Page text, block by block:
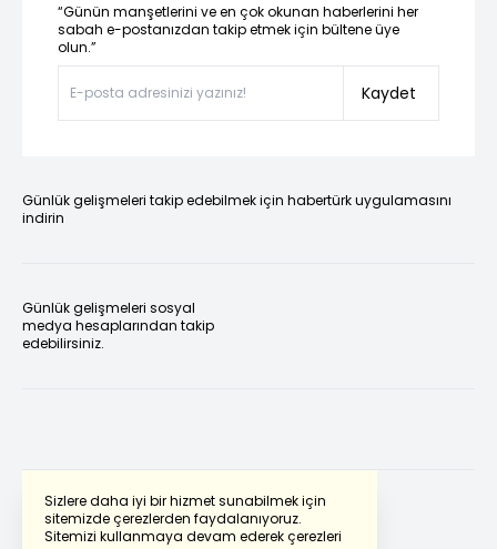
Sizlere daha iyi bir hizmet sunabilmek için
sitemizde çerezlerden faydalanıyoruz.
Sitemizi kullanmaya devam ederek çerezleri
“Günün manşetlerini ve en çok okunan haberlerini her
sabah e-postanızdan takip etmek için bültene üye
olun.”
Kaydet
Günlük gelişmeleri takip edebilmek için habertürk uygulamasını
indirin
Günlük gelişmeleri sosyal
medya hesaplarından takip
edebilirsiniz.